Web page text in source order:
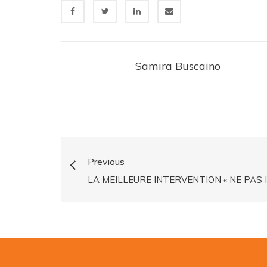
Samira Buscaino
Previous
LA MEILLEURE INTERVENTION « NE PAS